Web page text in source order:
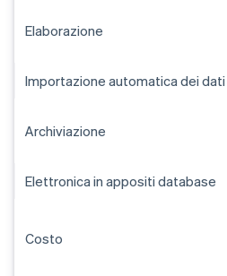
Elaborazione
Importazione automatica dei dati
Archiviazione
Elettronica in appositi database
Costo